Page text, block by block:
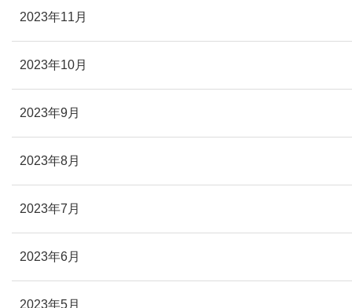
2023年11月
2023年10月
2023年9月
2023年8月
2023年7月
2023年6月
2023年5月